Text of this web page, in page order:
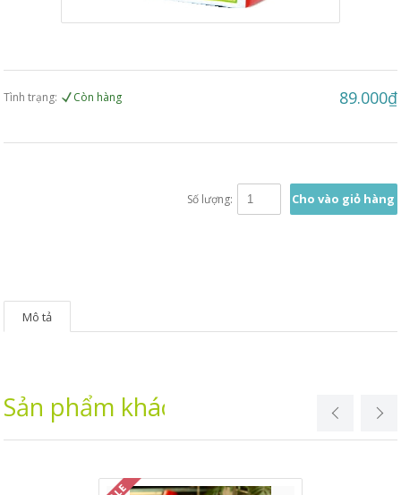
Tình trạng: Còn hàng 89.000₫
Cho vào giỏ hàng
Số lượng:
Mô tả
Sản phẩm khác